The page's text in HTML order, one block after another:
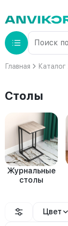
Главная Каталог
Столы
Журнальные
столы
Цвет